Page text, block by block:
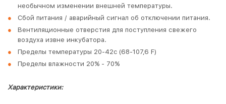
необычном изменении внешней температуры.
Сбой питания / аварийный сигнал об отключении питания.
Вентиляционные отверстия для поступления свежего
воздуха извне инкубатора.
Пределы температуры 20-42c (68-107,6 F)
Пределы влажности 20% - 70%
Характеристики: